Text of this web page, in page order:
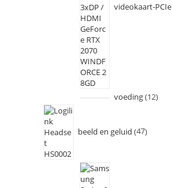
videokaart-PCIe
voeding 12
beeld en geluid 47